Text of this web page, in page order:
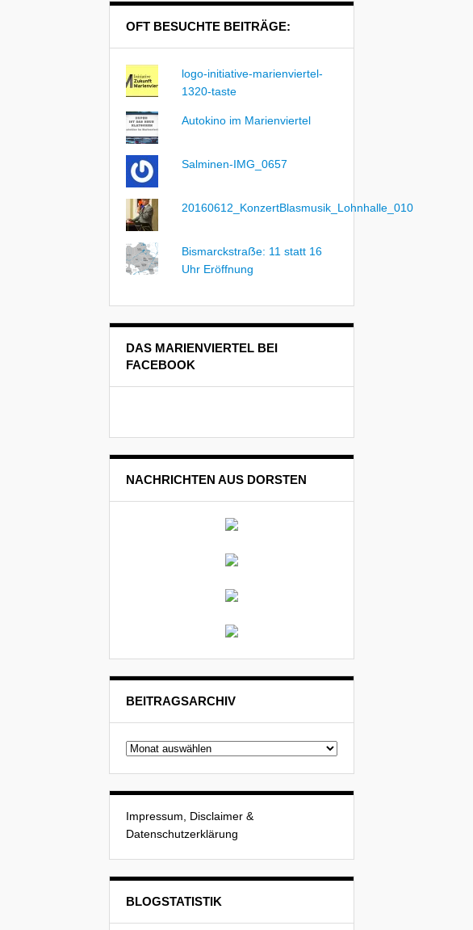
OFT BESUCHTE BEITRÄGE:
logo-initiative-marienviertel-
1320-taste
Autokino im Marienviertel
Salminen-IMG_0657
20160612_KonzertBlasmusik_Lohnhalle_010
Bismarckstraẞe: 11 statt 16
Uhr Eröffnung
DAS MARIENVIERTEL BEI
FACEBOOK
NACHRICHTEN AUS DORSTEN
BEITRAGSARCHIV
Beitragsarchiv
Impressum, Disclaimer &
Datenschutzerklärung
BLOGSTATISTIK